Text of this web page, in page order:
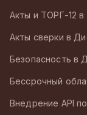
Акты и ТОРГ-12
Акты сверки в
Безопасность в
Бессрочный
Внедрение API